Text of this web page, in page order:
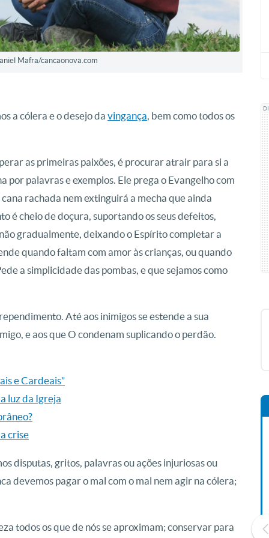
Mafra/cancaonova.com
a cólera e o desejo da vingança, bem como todos os
as primeiras paixões, é procurar atrair para si a
por palavras e exemplos. Ele prega o Evangelho com
rachada nem extinguirá a mecha que ainda
é cheio de doçura, suportando os seus defeitos,
gradualmente, deixando o Espírito completar a
quando faltam com amor às crianças, ou quando
a simplicidade das pombas, e que sejamos como
Até aos inimigos se estende a sua
e aos que O condenam suplicando o perdão.
e Cardeais”
luz da Igreja
crise
disputas, gritos, palavras ou ações injuriosas ou
devemos pagar o mal com o mal nem agir na cólera;
todos os que de nós se aproximam; conservar para